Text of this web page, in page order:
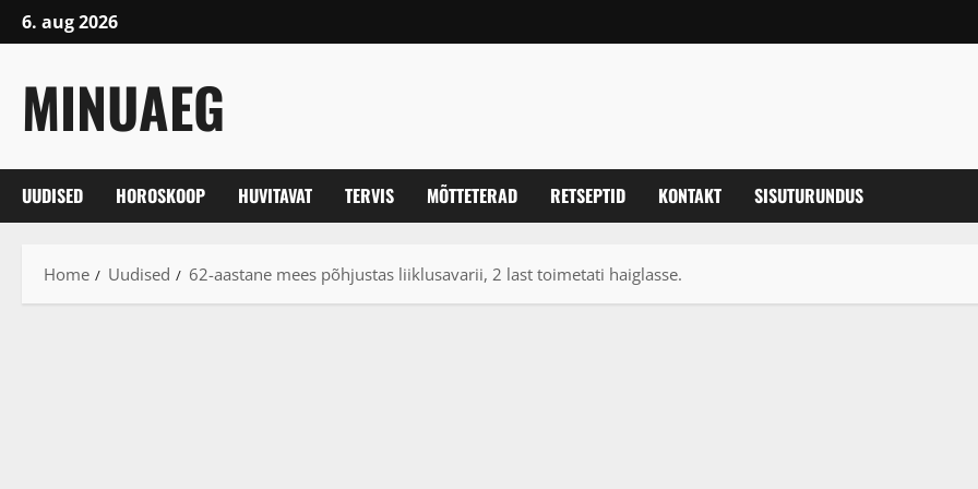
Skip
to
6. aug 2026
MINUAEG
UUDISED HOROSKOOP HUVITAVAT TERVIS MÕTTETERAD RETSEPTID KONTAKT SISUTURUNDUS
Home Uudised 62-aastane mees põhjustas liiklusavarii, 2 last toimetati haiglasse.